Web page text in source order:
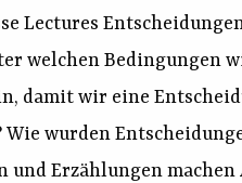
Lectures
welchen Bedingungen
damit wir eine
Wie wurden
Erzählungen machen